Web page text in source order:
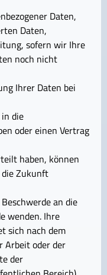
Daten,
Daten,
sofern wir Ihre
noch nicht
Ihrer Daten bei
die
oder einen Vertrag
haben, können
Zukunft
an die
wenden. Ihre
sich nach dem
Arbeit oder der
der